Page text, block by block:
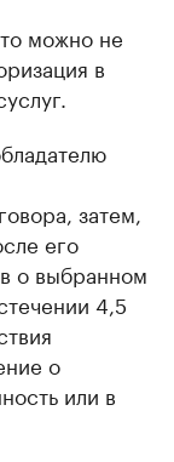
можно не
в
затем,
его
о выбранном
4,5
о
или в